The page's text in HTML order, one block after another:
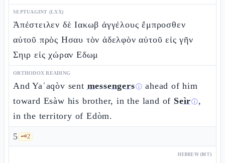
SEPTUAGINT (LXX)
Ἀπέστειλεν δὲ Ιακωβ ἀγγέλους ἔμπροσθεν
αὐτοῦ πρὸς Ησαυ τὸν ἀδελφὸν αὐτοῦ εἰς γῆν
Σηιρ εἰς χώραν Εδωμ
ORTHODOX READING
And Yaʿaqòv sent messengersⓘ ahead of him
toward Esàw his brother, in the land of Seìrⓘ,
in the territory of Edòm.
5 🗝️2
HEBREW (MT)